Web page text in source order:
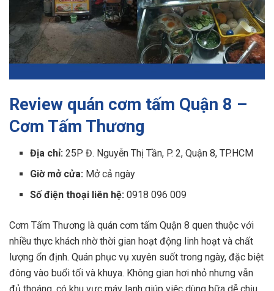
Review quán cơm tấm Quận 8 –
Cơm Tấm Thương
Địa chỉ: 25P Đ. Nguyễn Thị Tần, P. 2, Quận 8, TP.HCM
Giờ mở cửa: Mở cả ngày
Số điện thoại liên hệ: 0918 096 009
Cơm Tấm Thương là quán cơm tấm Quận 8 quen thuộc với
nhiều thực khách nhờ thời gian hoạt động linh hoạt và chất
lượng ổn định. Quán phục vụ xuyên suốt trong ngày, đặc biệt
đông vào buổi tối và khuya. Không gian hơi nhỏ nhưng vẫn